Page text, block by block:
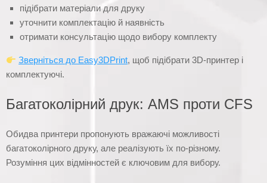
підібрати матеріали для друку
уточнити комплектацію й наявність
отримати консультацію щодо вибору комплекту
Зверніться до Easy3DPrint, щоб підібрати 3D-принтер і
комплектуючі.
Багатоколірний друк: AMS проти CFS
Обидва принтери пропонують вражаючі можливості
багатоколірного друку, але реалізують їх по-різному.
Розуміння цих відмінностей є ключовим для вибору.